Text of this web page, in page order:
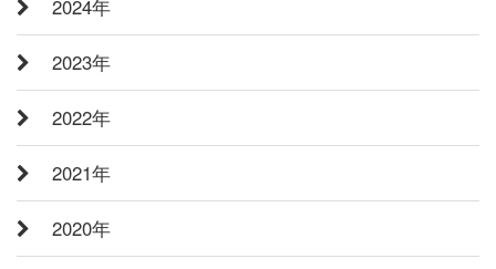
2024年
2023年
2022年
2021年
2020年